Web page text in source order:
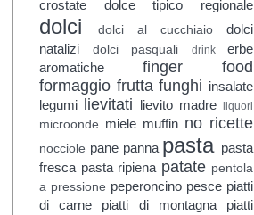
crostate dolce tipico regionale
dolci dolci al cucchiaio
dolci
natalizi
dolci pasquali drink
erbe
aromatiche
finger food
formaggio frutta funghi insalate
legumi lievitati lievito madre liquori
microonde miele muffin no ricette
nocciole pane panna pasta pasta
fresca pasta ripiena patate pentola
a pressione peperoncino pesce piatti
di carne
piatti di montagna
piatti